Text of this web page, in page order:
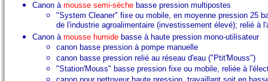
Canon à mousse semi-sèche basse pression multipostes
"System Cleaner" fixe ou mobile, en moyenne pression 25
de l'industrie agroalimentaire (investissement élevé); relié à
Canon à mousse humide basse à haute pression mono-utilisateur
canon basse pression à pompe manuelle
canon basse pression relié au réseau d'eau ("Ptit'Mouss")
"Station'Mouss" basse pression fixe ou mobile, reliée à